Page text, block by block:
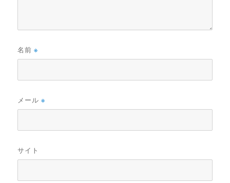
名前※
メール※
サイト